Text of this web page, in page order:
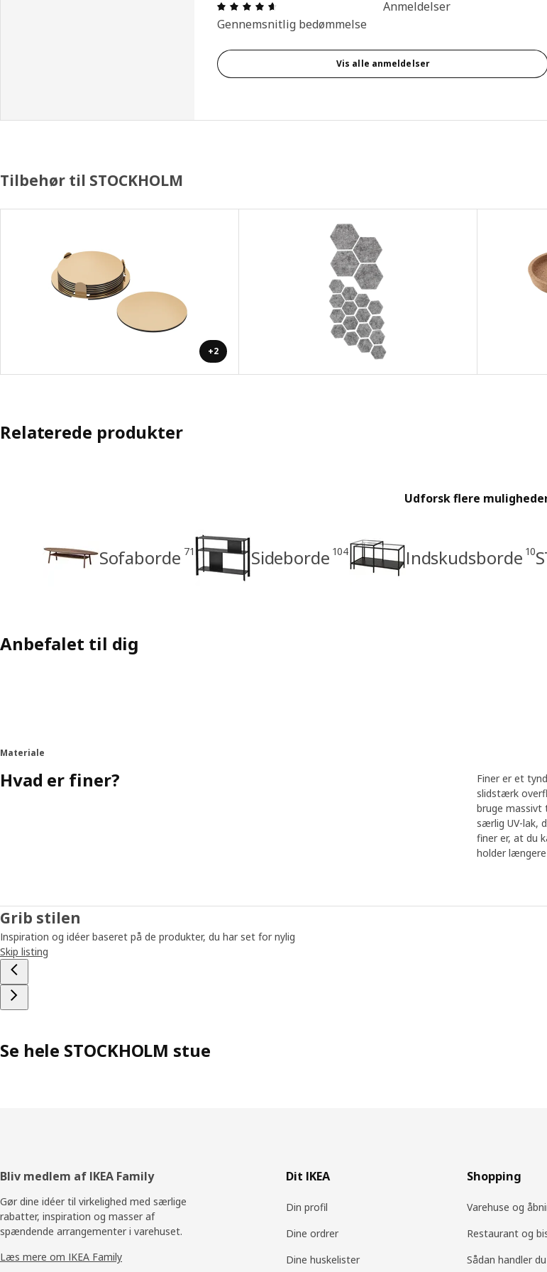
Anmeldelse: 4.6 Ud af 5 Stjerner. Anmeldelser i alt: 384
Gennemsnitlig bedømmelse
Anmeldelser
Vis alle anmeldelser
Tilbehør til STOCKHOLM
+2
Relaterede produkter
Udforsk flere
Sofaborde 71 Sideborde 104 Indskudsborde 10
Anbefalet til dig
Materiale
Hvad er finer?
Finer er et
slidstærk
bruge massivt
særlig UV-lak,
finer er, at du
holder
Grib stilen
Inspiration og idéer baseret på de produkter, du har set for nylig
Skip listing
Se hele STOCKHOLM stue
Footer
Bliv medlem af IKEA Family
Gør dine idéer til virkelighed med særlige
rabatter, inspiration og masser af
spændende arrangementer i varehuset.
Læs mere om IKEA Family
Dit IKEA
Din profil
Dine ordrer
Dine huskelister
Shopping
Varehuse og
Restaurant og
Sådan handler